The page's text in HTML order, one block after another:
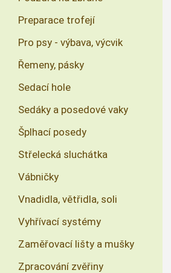
Preparace trofejí
Pro psy - výbava, výcvik
Řemeny, pásky
Sedací hole
Sedáky a posedové vaky
Šplhací posedy
Střelecká sluchátka
Vábničky
Vnadidla, větřidla, soli
Vyhřívací systémy
Zaměřovací lišty a mušky
Zpracování zvěřiny